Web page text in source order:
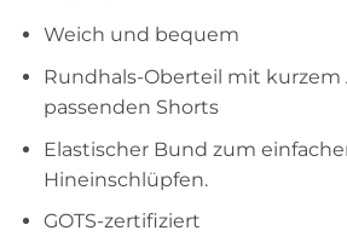
Weich und bequem
Rundhals-Oberteil mit kurzem
passenden Shorts
Elastischer Bund zum
Hineinschlüpfen.
GOTS-zertifiziert